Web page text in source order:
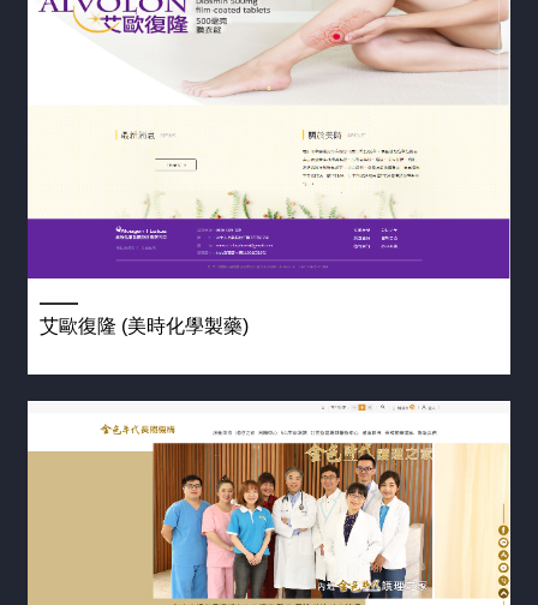
艾歐復隆 (美時化學製藥)